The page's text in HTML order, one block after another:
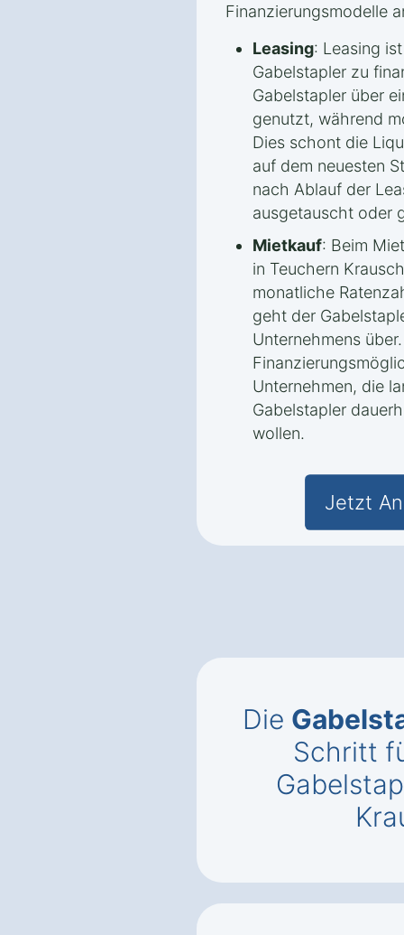
Finanzierungsmodelle
Leasing: Leasing
Gabelstapler zu
Gabelstapler über
genutzt, während
Dies schont die
auf dem neuesten
nach Ablauf der
ausgetauscht oder
Mietkauf: Beim
in Teuchern
monatliche
geht der
Unternehmens
Unternehmen, die
Gabelstapler
wollen.
Jetzt
Die
Schritt